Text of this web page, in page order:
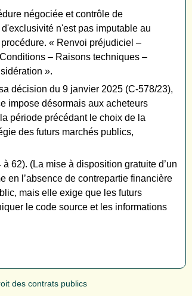
négociée et contrôle de
n'est pas imputable au
« Renvoi préjudiciel –
– Raisons techniques –
».
décision du 9 janvier 2025 (C-578/23),
impose désormais aux acheteurs
période précédant le choix de la
des futurs marchés publics,
62). (La mise à disposition gratuite d’un
en l’absence de contrepartie financière
mais elle exige que les futurs
le code source et les informations
des contrats publics